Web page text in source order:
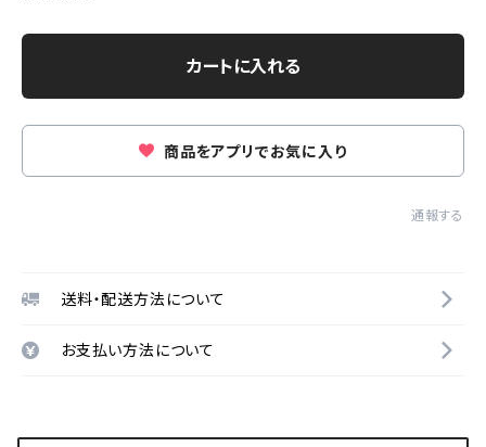
カートに入れる
商品をアプリでお気に入り
通報する
送料・配送方法について
お支払い方法について